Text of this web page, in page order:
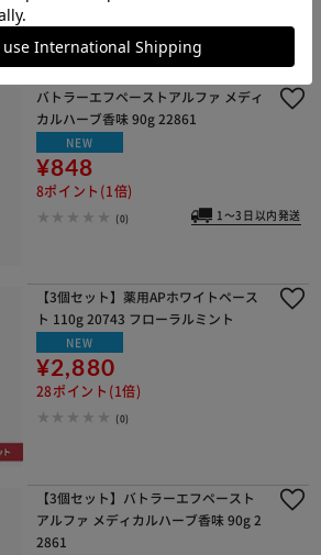
バトラーエフペーストアルファ メディ
カルハーブ香味 90g 22861
NEW
¥848
8ポイント(1倍)
(0) 1～3日以内発送
【3個セット】薬用APホワイトペース
ト 110g 20743 フローラルミント
NEW
¥2,880
28ポイント(1倍)
(0)
【3個セット】バトラーエフペースト
アルファ メディカルハーブ香味 90g 2
2861